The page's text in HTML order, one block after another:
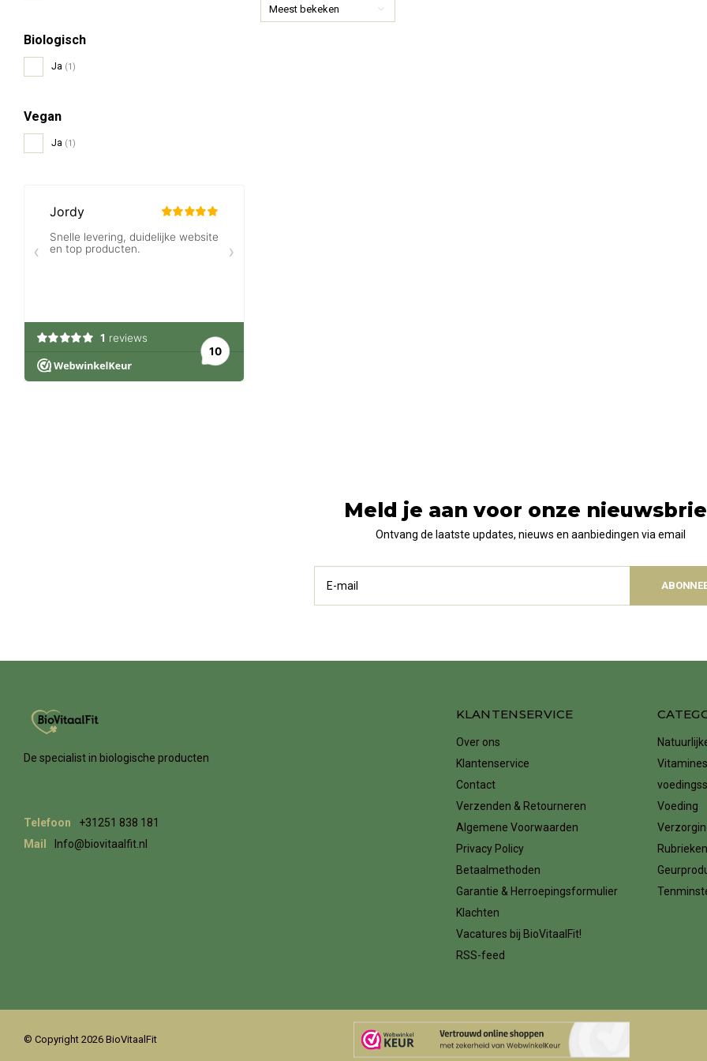
Biologisch
Ja (1)
Vegan
Ja (1)
Meest bekeken
Meld je aan voor onze
Ontvang de laatste updates, nieuws en aanbiedingen via email
De specialist in biologische producten
Telefoon
+31251 838 181
Mail
Info@biovitaalfit.nl
KLANTENSERVICE
Over ons
Klantenservice
Contact
Verzenden & Retourneren
Algemene Voorwaarden
Privacy Policy
Betaalmethoden
Garantie & Herroepingsformulier
Klachten
Vacatures bij BioVitaalFit!
RSS-feed
Voeding
Rubrieken
© Copyright 2026 BioVitaalFit